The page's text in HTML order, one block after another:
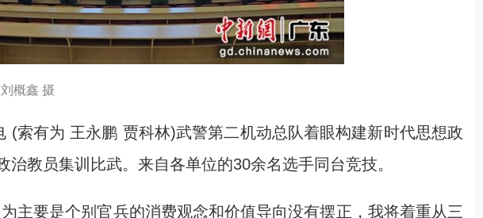
概鑫 摄
有为 王永鹏 贾科林)武警第二机动总队着眼构建新时代思想政
教员集训比武。来自各单位的30余名选手同台竞技。
要是个别官兵的消费观念和价值导向没有摆正，我将着重从三